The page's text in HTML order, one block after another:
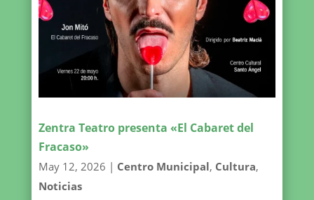
Zentra Teatro presenta «El Cabaret del
Fracaso»
May 12, 2026 | Centro Municipal, Cultura,
Noticias